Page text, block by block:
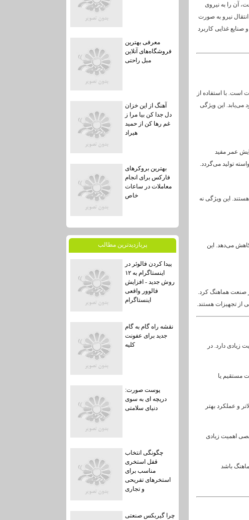
آن را به نیروی
نیرو به صورت
غذایی کاربرد
است. با استفاده از
می‌یابد. این ویژگی
عمر مفید
تولید می‌گردد.
این ویژگی نه
می‌دهد. این
صنعت هماهنگ کرد.
از تجهیزات هستند.
زیادی دارد. در
مستقیم یا
و عملکرد بهتر
اهمیت زیادی
باشد
معرفی بهترین
فروشگاه‌های آنلاین
مبل راحتی
آهنگ از این خزان
دل جدا کن بیا مرا ز
غم رها کن از حمید
هیراد
بهترین بروکرهای
فارکس برای انجام
معاملات در ساعات
خاص
پربازديدترين مطالب
پیدا کردن فالوئر در
اینستاگرام به ۱۲
روش جدید - افزایش
فالوور واقعی
اینستاگرام
نقشه راه گام به گام
جدید برای عفونت
کلیه
پوست صورت:
دریچه ای به سوی
دنیای سلامتی
چگونگی انتخاب
قفل استخری
مناسب برای
استخرهای تفریحی
و تجاری
چرا گیربکس صنعتی